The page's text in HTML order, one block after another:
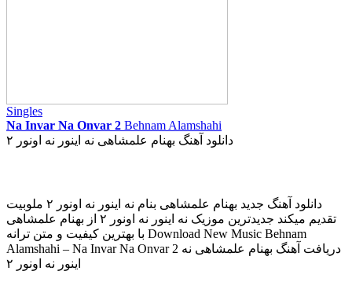
Singles
Na Invar Na Onvar 2 Behnam Alamshahi
دانلود آهنگ بهنام علمشاهی نه اینور نه اونور ۲
دانلود آهنگ جدید بهنام علمشاهی بنام نه اینور نه اونور ۲ ملوبیت
تقدیم میکند جدیدترین موزیک نه اینور نه اونور ۲ از بهنام علمشاهی
با بهترین کیفیت و متن ترانه Download New Music Behnam
Alamshahi – Na Invar Na Onvar 2 دریافت آهنگ بهنام علمشاهی نه
اینور نه اونور ۲